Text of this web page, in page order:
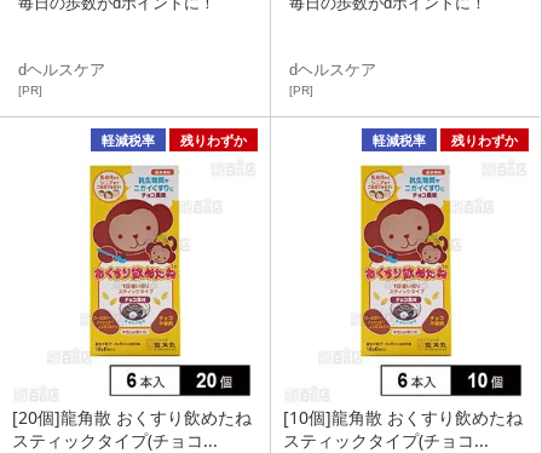
dヘルスケア
[PR]
dヘルスケア
[PR]
軽減税率 残りわずか
[20個]龍角散 おくすり飲めたね
スティックタイプ(チョコ...
軽減税率 残りわずか
[10個]龍角散 おくすり飲めたね
スティックタイプ(チョコ...